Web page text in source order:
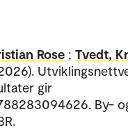
Rose ; Tvedt,
gir
By-